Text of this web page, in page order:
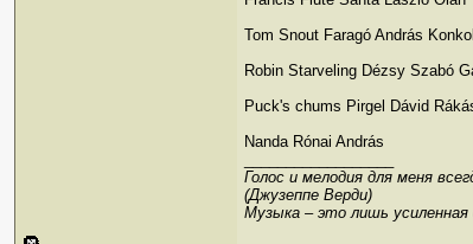
Tom Snout Faragó András
Robin Starveling Dézsy Szabó
Puck's chums Pirgel Dávid
Nanda Rónai András
Голос и мелодия для меня
(Джузеппе Верди)
Музыка – это лишь